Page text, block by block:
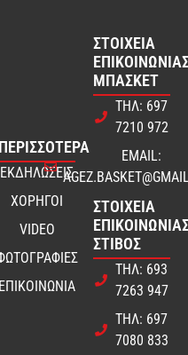
ΠΕΡΙΣΣΟΤΕΡΑ
ΕΚΔΗΛΩΣΕΙΣ
ΧΟΡΗΓΟΙ
VIDEO
ΕΠΙΚΟΙΝΩΝΙΑ
ΣΤΟΙΧΕΊΑ
ΜΠΆΣΚΕΤ
ΤΗΛ: 697
7210 972
EMAIL:
ΣΤΟΙΧΕΊΑ
ΣΤΊΒΟΣ
ΤΗΛ: 693
7263 947
ΤΗΛ: 697
7080 833